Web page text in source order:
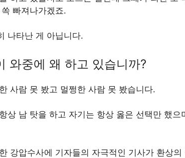
빠져나가겠죠.
나타난 게 아닙니다.
와중에 왜 하고 있습니까?
사람 못 봤고 멀쩡한 사람 못 봤습니다.
상 남 탓을 하고 자기는 항상 옳은 선택만 했으
강압수사에 기자들의 자극적인 기사가 환상